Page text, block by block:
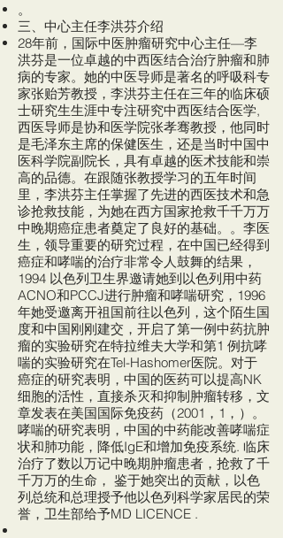
。
三、中心主任李洪芬介绍
28年前，国际中医肿瘤研究中心主任—李
洪芬是一位卓越的中西医结合治疗肿瘤和肺
病的专家。她的中医导师是著名的呼吸科专
家张贻芳教授，李洪芬主任在三年的临床硕
士研究生生涯中专注研究中西医结合医学,
西医导师是协和医学院张孝骞教授，他同时
是毛泽东主席的保健医生，还是当时中国中
医科学院副院长，具有卓越的医术技能和崇
高的品德。在跟随张教授学习的五年时间
里，李洪芬主任掌握了先进的西医技术和急
诊抢救技能，为她在西方国家抢救千千万万
中晚期癌症患者奠定了良好的基础。。李医
生，领导重要的研究过程，在中国已经得到
癌症和哮喘的治疗非常令人鼓舞的结果，
1994 以色列卫生界邀请她到以色列用中药
ACNO和PCCJ进行肿瘤和哮喘研究，1996
年她受邀离开祖国前往以色列，这个陌生国
度和中国刚刚建交，开启了第一例中药抗肿
瘤的实验研究在特拉维夫大学和第1 例抗哮
喘的实验研究在Tel-Hashomer医院。对于
癌症的研究表明，中国的医药可以提高NK
细胞的活性，直接杀灭和抑制肿瘤转移，文
章发表在美国国际免疫药（2001，1，）。
哮喘的研究表明，中国的中药能改善哮喘症
状和肺功能，降低IgE和增加免疫系统. 临床
治疗了数以万记中晚期肿瘤患者，抢救了千
千万万的生命， 鉴于她突出的贡献，以色
列总统和总理授予他以色列科学家居民的荣
誉，卫生部给予MD LICENCE .